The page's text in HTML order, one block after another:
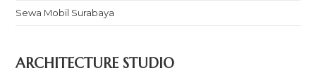
Sewa Mobil Surabaya
ARCHITECTURE STUDIO